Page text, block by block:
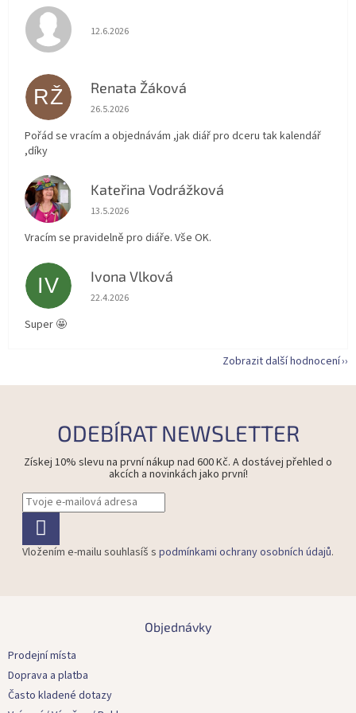
Hodnocení obchodu je 5 z 5 hvězdiček.
12.6.2026
RŽ Renata Žáková
Hodnocení obchodu je 5 z 5 hvězdiček.
26.5.2026
Pořád se vracím a objednávám ,jak diář pro dceru tak kalendář
,díky
KV Kateřina Vodrážková
Hodnocení obchodu je 5 z 5 hvězdiček.
13.5.2026
Vracím se pravidelně pro diáře. Vše OK.
IV Ivona Vlková
Hodnocení obchodu je 5 z 5 hvězdiček.
22.4.2026
Super 🤩
Zobrazit další hodnocení
ODEBÍRAT NEWSLETTER
Získej 10% slevu na první nákup nad 600 Kč. A dostávej přehled o
akcích a novinkách jako první!
Vložením e-mailu souhlasíš s podmínkami ochrany osobních údajů.
Objednávky
Prodejní místa
Doprava a platba
Často kladené dotazy